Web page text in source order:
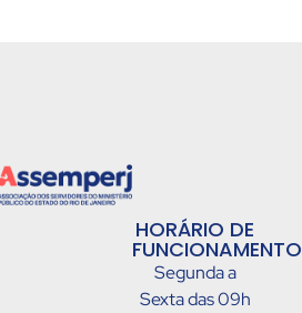
HORÁRIO DE
Segunda a
Sexta das 09h